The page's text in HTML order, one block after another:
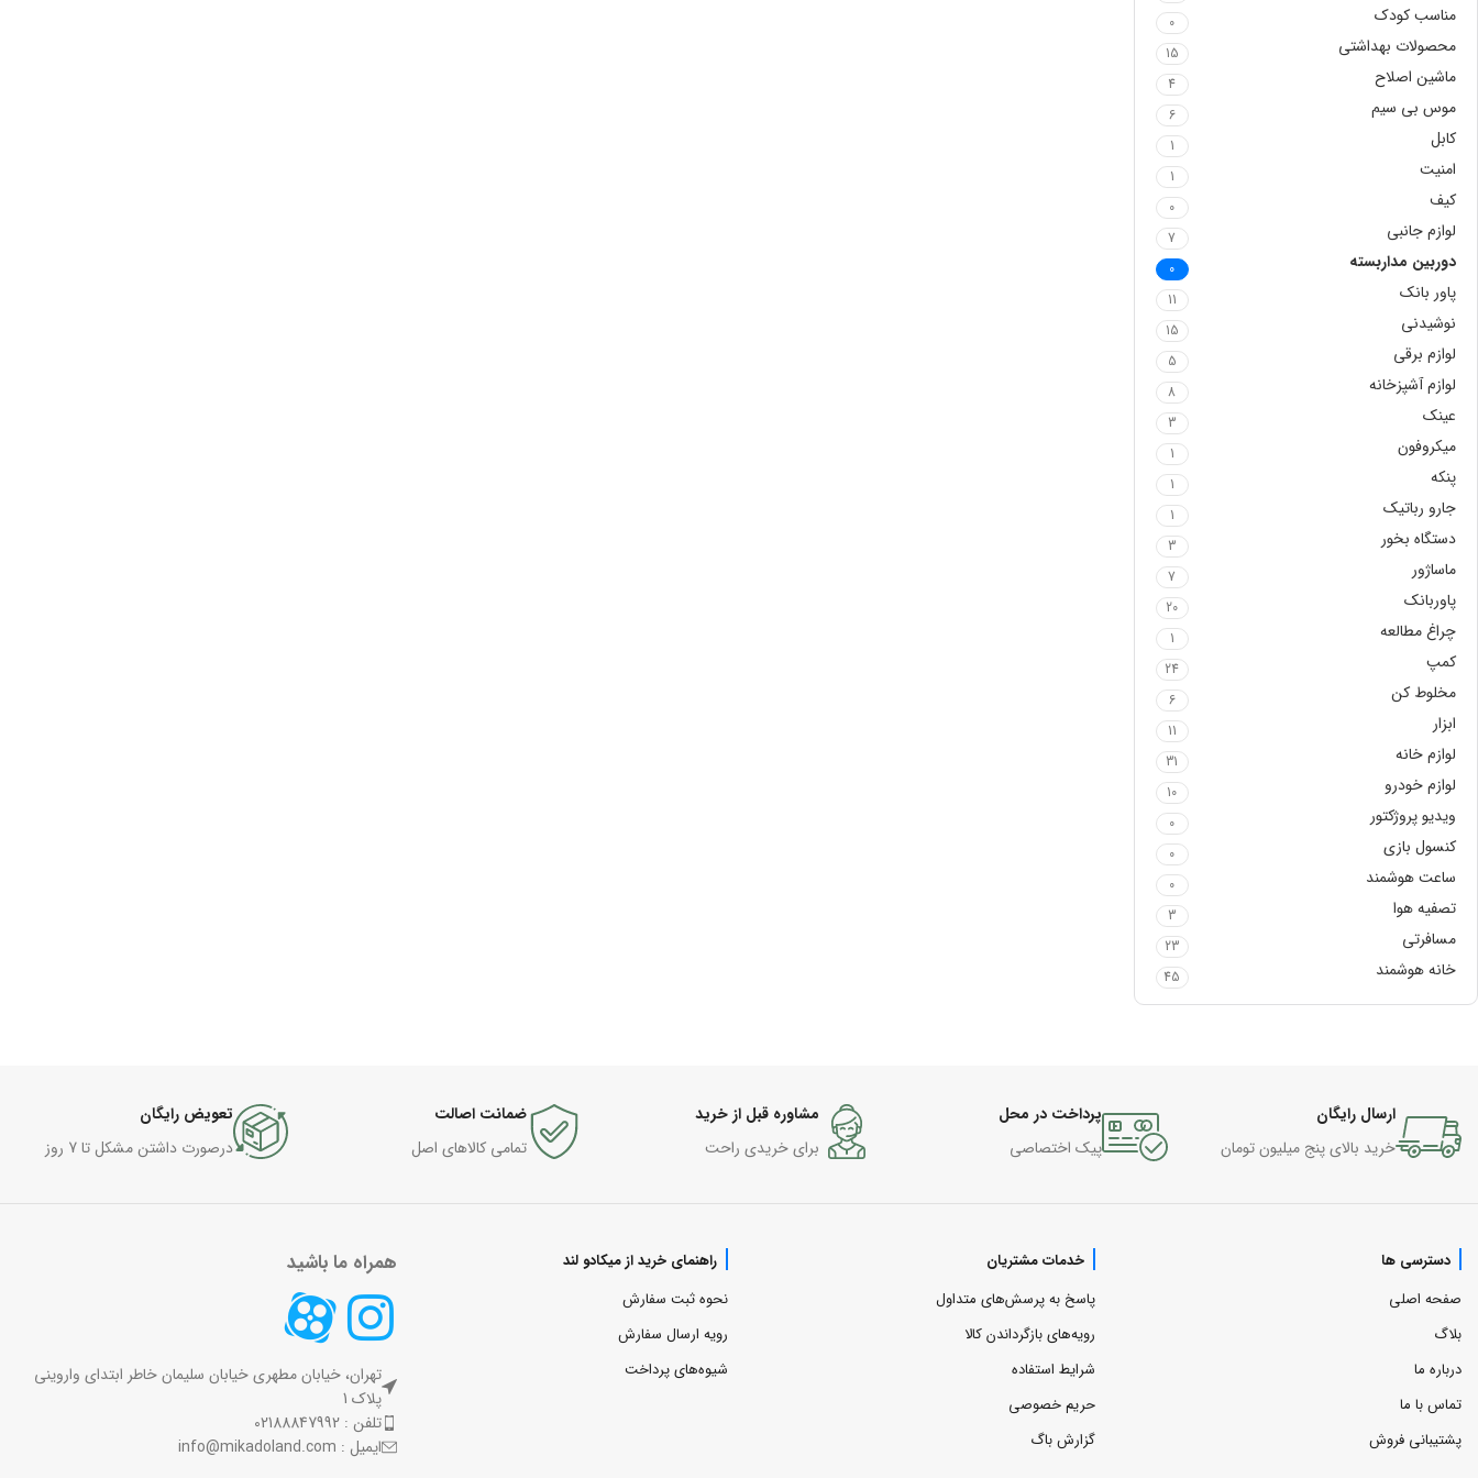
مناسب کودک 0
محصولات بهداشتی 15
ماشین اصلاح 4
موس بی سیم 6
کابل 1
امنیت 1
کیف 0
لوازم جانبی 7
دوربین مداربسته 0
پاور بانک 11
نوشیدنی 15
لوازم برقی 5
لوازم آشپزخانه 8
عینک 3
میکروفون 1
پنکه 1
جارو رباتیک 1
دستگاه بخور 3
ماساژور 7
پاوربانک 20
چراغ مطالعه 1
کمپ 24
مخلوط کن 6
ابزار 11
لوازم خانه 31
لوازم خودرو 10
ویدیو پروژکتور 0
کنسول بازی 0
ساعت هوشمند 0
تصفیه هوا 3
مسافرتی 23
خانه هوشمند 45
ارسال رایگان
خرید بالای پنج میلیون تومان
پرداخت در محل
پیک اختصاصی
مشاوره قبل از خرید
برای خریدی راحت
ضمانت اصالت
تمامی کالاهای اصل
تعویض رایگان
درصورت داشتن مشکل تا 7 روز
دسترسی ها
صفحه اصلی
بلاگ
درباره ما
تماس با ما
پشتیبانی فروش
خدمات مشتریان
پاسخ به پرسش‌های متداول
رویه‌های بازگرداندن کالا
شرایط استفاده
حریم خصوصی
گزارش باگ
راهنمای خرید از میکادو لند
نحوه ثبت سفارش
رویه ارسال سفارش
شیوه‌های پرداخت
همراه ما باشید
تهران، خیابان مطهری خیابان سلیمان خاطر ابتدای واروینی
پلاک 1
تلفن : 02188847992
ایمیل : info@mikadoland.com